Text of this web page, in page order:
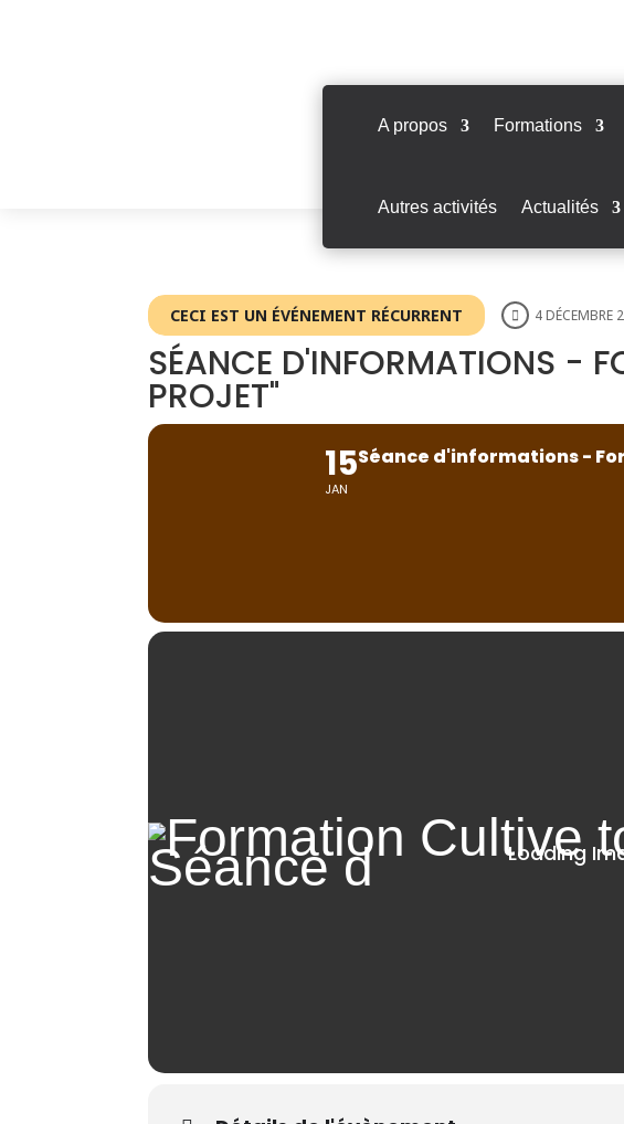
A propos Formations
Autres activités Actualités
CECI EST UN ÉVÉNEMENT RÉCURRENT 4 DÉCEMBRE
SÉANCE D'INFORMATIONS -
PROJET"
15
JAN
Séance d'informations -